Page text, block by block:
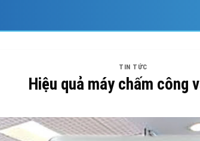
TIN TỨC
Hiệu quả máy chấm công